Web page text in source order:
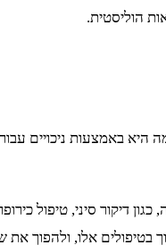
הוליסטית.
באמצעות ניכויים
דיקור סיני, טיפול
אלו, ולהפוך את